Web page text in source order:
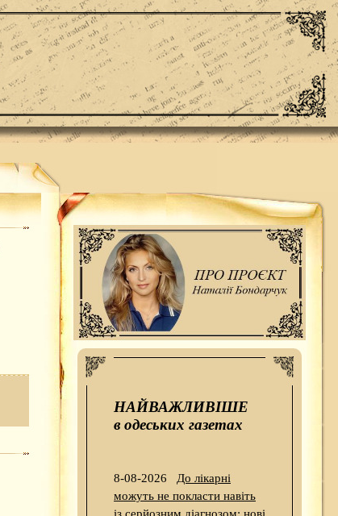
НАЙВАЖЛИВІШЕ
в одеських газетах
8-08-2026
До лікарні
можуть не покласти навіть